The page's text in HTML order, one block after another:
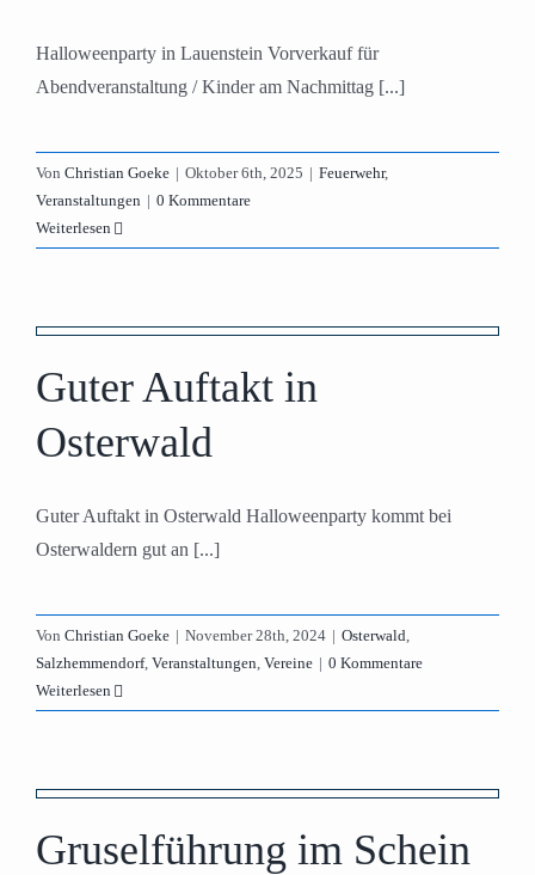
Halloweenparty in Lauenstein Vorverkauf für
Abendveranstaltung / Kinder am Nachmittag [...]
Von Christian Goeke | Oktober 6th, 2025 | Feuerwehr,
Veranstaltungen | 0 Kommentare
Weiterlesen
Guter Auftakt in
Osterwald
Guter Auftakt in Osterwald Halloweenparty kommt bei
Osterwaldern gut an [...]
Von Christian Goeke | November 28th, 2024 | Osterwald,
Salzhemmendorf, Veranstaltungen, Vereine | 0 Kommentare
Weiterlesen
Gruselführung im Schein